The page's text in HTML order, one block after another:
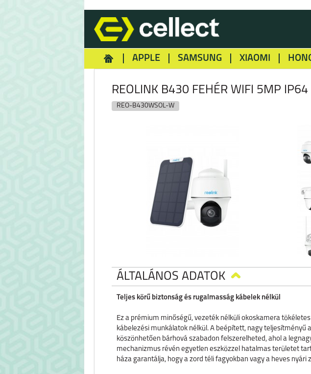
APPLE SAMSUNG XIAOMI
REOLINK B430 FEHÉR WIFI 5MP
REO-B430WSOL-W
ÁLTALÁNOS ADATOK
Teljes körű biztonság és rugalmasság kábelek nélkül
Ez a prémium minőségű, vezeték nélküli okoskamera
kábelezési munkálatok nélkül. A beépített, nagy
köszönhetően bárhová szabadon felszerelheted, ahol a
mechanizmus révén egyetlen eszközzel hatalmas területet
háza garantálja, hogy a zord téli fagyokban vagy a heves